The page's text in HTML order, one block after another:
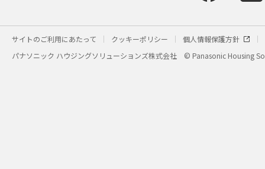
サイトのご利用にあたって クッキーポリシー
個人情報保護方針
パナソニック ハウジングソリューションズ株式会社
© Panasonic Housing